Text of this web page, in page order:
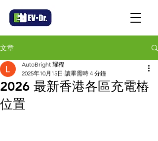
文章
2026 最新香港各區充電樁
位置
AutoBright 耀程
2025年10月15日 讀畢需時 4 分鐘